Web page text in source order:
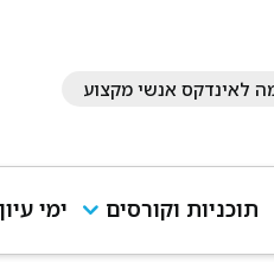
לאינדקס אנשי מקצוע
תוכניות וקורסים ימי